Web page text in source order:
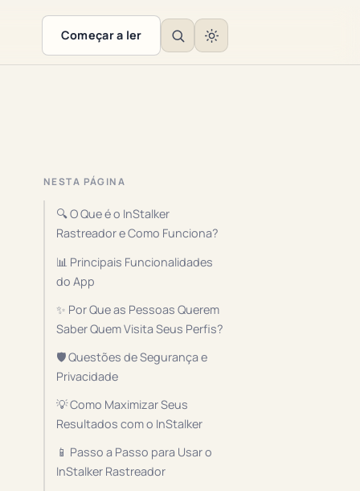
Começar a ler
NESTA PÁGINA
🔍 O Que é o InStalker
Rastreador e Como Funciona?
📊 Principais Funcionalidades
do App
✨ Por Que as Pessoas Querem
Saber Quem Visita Seus Perfis?
🛡️ Questões de Segurança e
Privacidade
💡 Como Maximizar Seus
Resultados com o InStalker
📱 Passo a Passo para Usar o
InStalker Rastreador